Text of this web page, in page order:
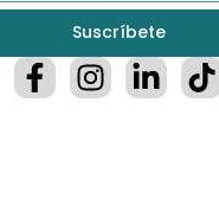
Suscríbete